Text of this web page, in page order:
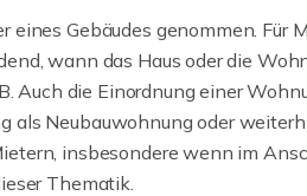
eines Gebäudes genommen. Für
wann das Haus oder die
Auch die Einordnung einer
als Neubauwohnung oder
insbesondere wenn im
Thematik.